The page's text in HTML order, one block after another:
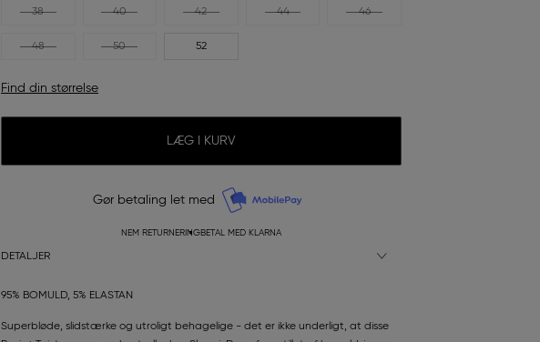
38 40 42 44 46
48 50 52
Find din størrelse
LÆG I KURV
Gør betaling let med
NEM RETURNERINGBETAL MED KLARNA
DETALJER
95% BOMULD, 5% ELASTAN
Superbløde, slidstærke og utroligt behagelige - det er ikke underligt, at disse